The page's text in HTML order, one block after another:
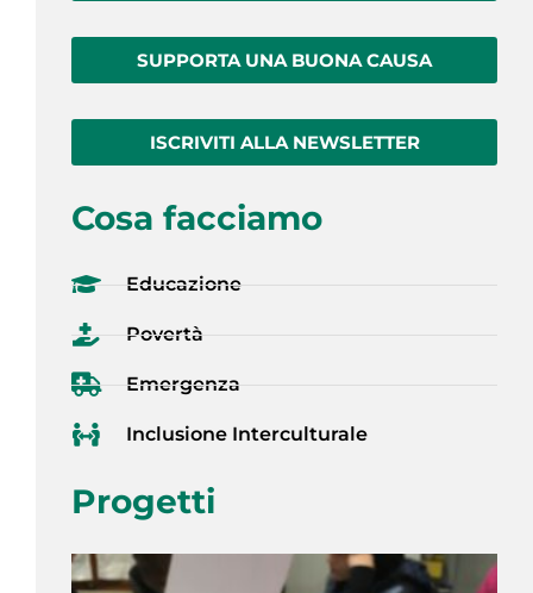
SUPPORTA UNA BUONA CAUSA
ISCRIVITI ALLA NEWSLETTER
Cosa facciamo
Educazione
Povertà
Emergenza
Inclusione Interculturale
Progetti